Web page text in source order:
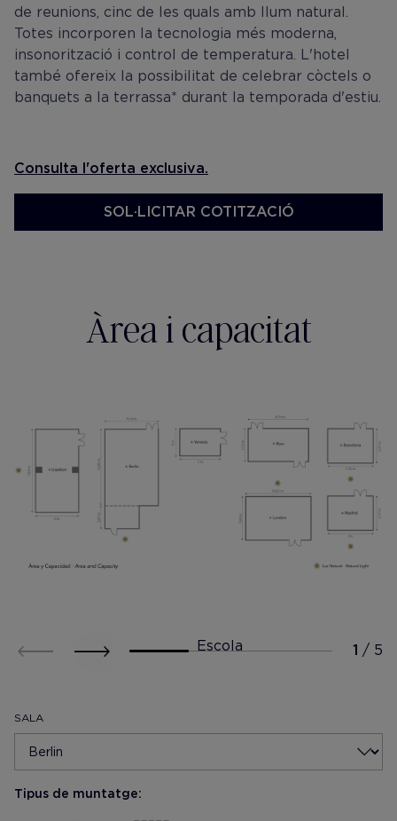
de reunions, cinc de les quals amb llum natural.
Totes incorporen la tecnologia més moderna,
insonorització i control de temperatura. L'hotel
també ofereix la possibilitat de celebrar còctels o
banquets a la terrassa* durant la temporada d'estiu.
Consulta l'oferta exclusiva.
SOL·LICITAR COTITZACIÓ
Àrea i capacitat
Escola
SALA
Tipus de muntatge: